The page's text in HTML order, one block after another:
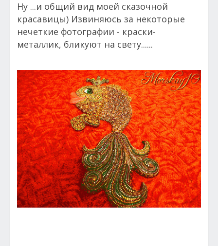
Ну ...и общий вид моей сказочной
красавицы) Извиняюсь за некоторые
нечеткие фотографии - краски-
металлик, бликуют на свету......